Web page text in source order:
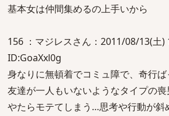
基本女は仲間集めるの上手いから
156 ：マジレスさん：2011/08/13(土)
ID:GoaXxl0g
身なりに無頓着でコミュ障で、奇行
友達が一人もいないようなタイプの喪
やたらモテてしまう…思考や行動が斜